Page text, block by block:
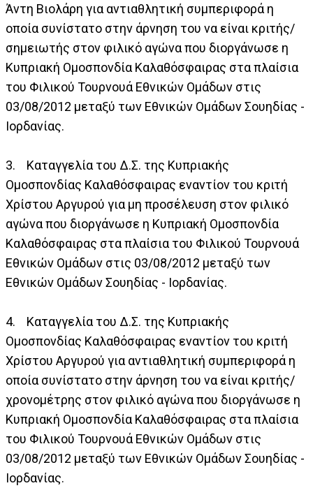
Άντη Βιολάρη για αντιαθλητική συμπεριφορά η
οποία συνίστατο στην άρνηση του να είναι κριτής/
σημειωτής στον φιλικό αγώνα που διοργάνωσε η
Κυπριακή Ομοσπονδία Καλαθόσφαιρας στα πλαίσια
του Φιλικού Τουρνουά Εθνικών Ομάδων στις
03/08/2012 μεταξύ των Εθνικών Ομάδων Σουηδίας -
Ιορδανίας.
3. Καταγγελία του Δ.Σ. της Κυπριακής
Ομοσπονδίας Καλαθόσφαιρας εναντίον του κριτή
Χρίστου Αργυρού για μη προσέλευση στον φιλικό
αγώνα που διοργάνωσε η Κυπριακή Ομοσπονδία
Καλαθόσφαιρας στα πλαίσια του Φιλικού Τουρνουά
Εθνικών Ομάδων στις 03/08/2012 μεταξύ των
Εθνικών Ομάδων Σουηδίας - Ιορδανίας.
4. Καταγγελία του Δ.Σ. της Κυπριακής
Ομοσπονδίας Καλαθόσφαιρας εναντίον του κριτή
Χρίστου Αργυρού για αντιαθλητική συμπεριφορά η
οποία συνίστατο στην άρνηση του να είναι κριτής/
χρονομέτρης στον φιλικό αγώνα που διοργάνωσε η
Κυπριακή Ομοσπονδία Καλαθόσφαιρας στα πλαίσια
του Φιλικού Τουρνουά Εθνικών Ομάδων στις
03/08/2012 μεταξύ των Εθνικών Ομάδων Σουηδίας -
Ιορδανίας.